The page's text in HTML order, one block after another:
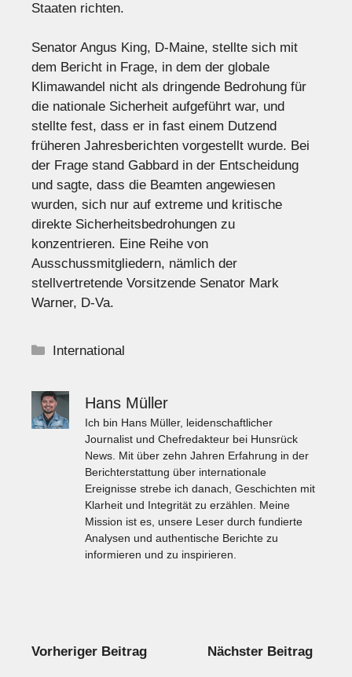
Staaten richten.
Senator Angus King, D-Maine, stellte sich mit
dem Bericht in Frage, in dem der globale
Klimawandel nicht als dringende Bedrohung für
die nationale Sicherheit aufgeführt war, und
stellte fest, dass er in fast einem Dutzend
früheren Jahresberichten vorgestellt wurde. Bei
der Frage stand Gabbard in der Entscheidung
und sagte, dass die Beamten angewiesen
wurden, sich nur auf extreme und kritische
direkte Sicherheitsbedrohungen zu
konzentrieren. Eine Reihe von
Ausschussmitgliedern, nämlich der
stellvertretende Vorsitzende Senator Mark
Warner, D-Va.
Kategorien
International
Hans Müller
Ich bin Hans Müller, leidenschaftlicher
Journalist und Chefredakteur bei Hunsrück
News. Mit über zehn Jahren Erfahrung in der
Berichterstattung über internationale
Ereignisse strebe ich danach, Geschichten mit
Klarheit und Integrität zu erzählen. Meine
Mission ist es, unsere Leser durch fundierte
Analysen und authentische Berichte zu
informieren und zu inspirieren.
Vorheriger Beitrag Nächster Beitrag